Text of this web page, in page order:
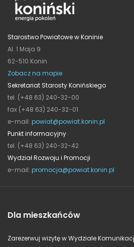
Starostwo Powiatowe w Koninie
Al. 1 Maja 9
62-510 Konin
Zobacz na mapie
Sekretariat Starosty Konińskiego
tel. (+48 63) 240-32-00
fax (+48 63) 240-32-01
e-mail: powiat@powiat.konin.pl
Punkt informacyjny
tel. (+48 63) 240-32-42
Wydział Rozwoju i Promocji
e-mail: promocja@powiat.konin.pl
Dla mieszkańców
Zarezerwuj wizytę w Wydziale